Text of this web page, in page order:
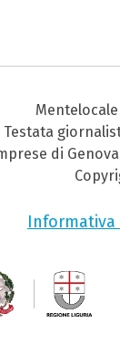
Testata
di Genova
Informativa